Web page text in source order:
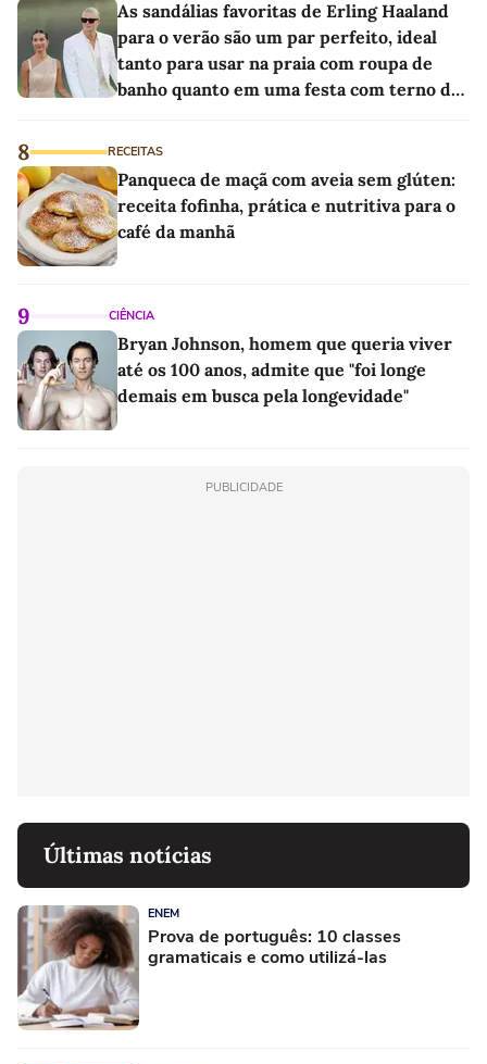
As sandálias favoritas de Erling Haaland
para o verão são um par perfeito, ideal
tanto para usar na praia com roupa de
banho quanto em uma festa com terno de
8 RECEITAS
Panqueca de maçã com aveia sem glúten:
receita fofinha, prática e nutritiva para o
café da manhã
9 CIÊNCIA
Bryan Johnson, homem que queria viver
até os 100 anos, admite que "foi longe
demais em busca pela longevidade"
PUBLICIDADE
Últimas notícias
ENEM
Prova de português: 10 classes
gramaticais e como utilizá-las